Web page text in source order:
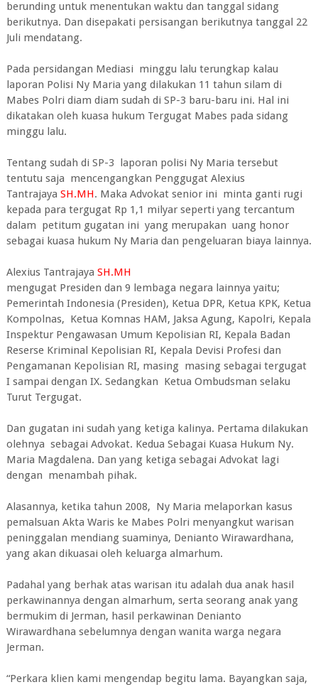
berunding untuk menentukan waktu dan tanggal sidang
berikutnya. Dan disepakati persisangan berikutnya tanggal 22
Juli mendatang.
Pada persidangan Mediasi minggu lalu terungkap kalau
laporan Polisi Ny Maria yang dilakukan 11 tahun silam di
Mabes Polri diam diam sudah di SP-3 baru-baru ini. Hal ini
dikatakan oleh kuasa hukum Tergugat Mabes pada sidang
minggu lalu.
Tentang sudah di SP-3 laporan polisi Ny Maria tersebut
tentutu saja mencengangkan Penggugat Alexius
Tantrajaya SH.MH. Maka Advokat senior ini minta ganti rugi
kepada para tergugat Rp 1,1 milyar seperti yang tercantum
dalam petitum gugatan ini yang merupakan uang honor
sebagai kuasa hukum Ny Maria dan pengeluaran biaya lainnya.
Alexius Tantrajaya SH.MH
mengugat Presiden dan 9 lembaga negara lainnya yaitu;
Pemerintah Indonesia (Presiden), Ketua DPR, Ketua KPK, Ketua
Kompolnas, Ketua Komnas HAM, Jaksa Agung, Kapolri, Kepala
Inspektur Pengawasan Umum Kepolisian RI, Kepala Badan
Reserse Kriminal Kepolisian RI, Kepala Devisi Profesi dan
Pengamanan Kepolisian RI, masing masing sebagai tergugat
I sampai dengan IX. Sedangkan Ketua Ombudsman selaku
Turut Tergugat.
Dan gugatan ini sudah yang ketiga kalinya. Pertama dilakukan
olehnya sebagai Advokat. Kedua Sebagai Kuasa Hukum Ny.
Maria Magdalena. Dan yang ketiga sebagai Advokat lagi
dengan menambah pihak.
Alasannya, ketika tahun 2008, Ny Maria melaporkan kasus
pemalsuan Akta Waris ke Mabes Polri menyangkut warisan
peninggalan mendiang suaminya, Denianto Wirawardhana,
yang akan dikuasai oleh keluarga almarhum.
Padahal yang berhak atas warisan itu adalah dua anak hasil
perkawinannya dengan almarhum, serta seorang anak yang
bermukim di Jerman, hasil perkawinan Denianto
Wirawardhana sebelumnya dengan wanita warga negara
Jerman.
“Perkara klien kami mengendap begitu lama. Bayangkan saja,